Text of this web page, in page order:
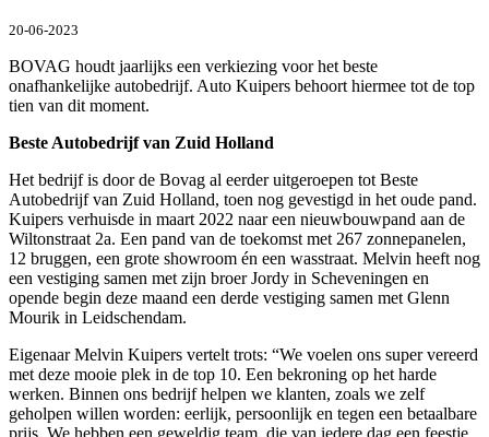
20-06-2023
BOVAG houdt jaarlijks een verkiezing voor het beste
onafhankelijke autobedrijf. Auto Kuipers behoort hiermee tot de top
tien van dit moment.
Beste Autobedrijf van Zuid Holland
Het bedrijf is door de Bovag al eerder uitgeroepen tot Beste
Autobedrijf van Zuid Holland, toen nog gevestigd in het oude pand.
Kuipers verhuisde in maart 2022 naar een nieuwbouwpand aan de
Wiltonstraat 2a. Een pand van de toekomst met 267 zonnepanelen,
12 bruggen, een grote showroom én een wasstraat. Melvin heeft nog
een vestiging samen met zijn broer Jordy in Scheveningen en
opende begin deze maand een derde vestiging samen met Glenn
Mourik in Leidschendam.
Eigenaar Melvin Kuipers vertelt trots: “We voelen ons super vereerd
met deze mooie plek in de top 10. Een bekroning op het harde
werken. Binnen ons bedrijf helpen we klanten, zoals we zelf
geholpen willen worden: eerlijk, persoonlijk en tegen een betaalbare